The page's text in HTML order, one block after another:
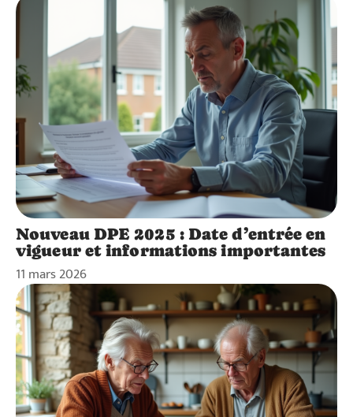
Nouveau DPE 2025 : Date d’entrée en
vigueur et informations importantes
11 mars 2026